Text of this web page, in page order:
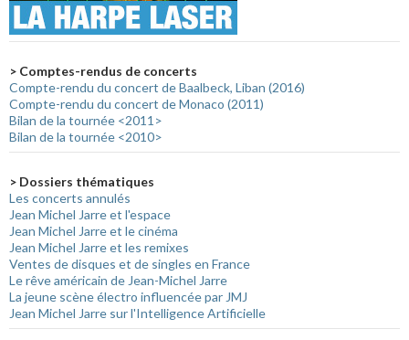
> Comptes-rendus de concerts
Compte-rendu du concert de Baalbeck, Liban (2016)
Compte-rendu du concert de Monaco (2011)
Bilan de la tournée <2011>
Bilan de la tournée <2010>
> Dossiers thématiques
Les concerts annulés
Jean Michel Jarre et l'espace
Jean Michel Jarre et le cinéma
Jean Michel Jarre et les remixes
Ventes de disques et de singles en France
Le rêve américain de Jean-Michel Jarre
La jeune scène électro influencée par JMJ
Jean Michel Jarre sur l'Intelligence Artificielle